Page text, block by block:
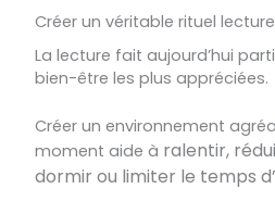
Créer un véritable rituel
La lecture fait aujourd’hui
bien-être les plus appréciées.
Créer un environnement
moment aide à ralentir,
dormir ou limiter le temps